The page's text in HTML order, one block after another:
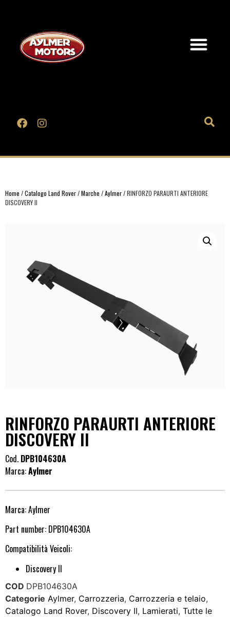
Home /Catalogo Land Rover/Marche /Aylmer/ RINFORZO PARAURTI ANTERIORE
DISCOVERY II
RINFORZO PARAURTI ANTERIORE
DISCOVERY II
Cod. DPB104630A
Marca:Aylmer
Marca: Aylmer
Part number: DPB104630A
Compatibilità Veicoli:
Discovery II
COD DPB104630A
Categorie Aylmer, Carrozzeria, Carrozzeria e telaio,
Catalogo Land Rover, Discovery II, Lamierati, Tutte le